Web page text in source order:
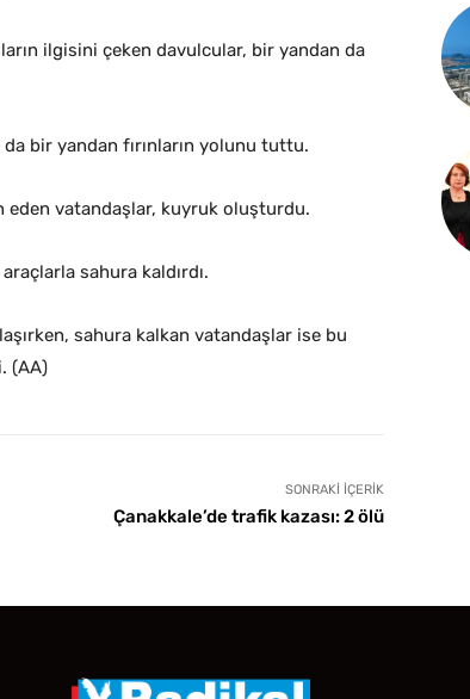
ilgisini çeken davulcular, bir yandan da
da bir yandan fırınların yolunu tuttu.
eden vatandaşlar, kuyruk oluşturdu.
sahura kaldırdı.
sahura kalkan vatandaşlar ise bu
(AA)
SONRAKI İÇERIK
Çanakkale’de trafik kazası: 2 ölü